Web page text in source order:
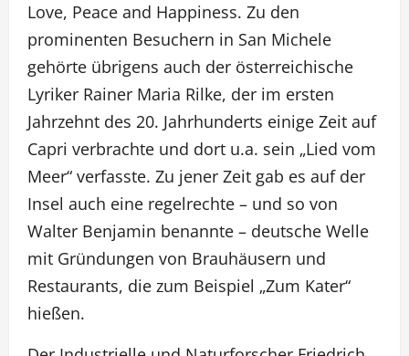
Love, Peace and Happiness. Zu den
prominenten Besuchern in San Michele
gehörte übrigens auch der österreichische
Lyriker Rainer Maria Rilke, der im ersten
Jahrzehnt des 20. Jahrhunderts einige Zeit auf
Capri verbrachte und dort u.a. sein „Lied vom
Meer“ verfasste. Zu jener Zeit gab es auf der
Insel auch eine regelrechte – und so von
Walter Benjamin benannte – deutsche Welle
mit Gründungen von Brauhäusern und
Restaurants, die zum Beispiel „Zum Kater“
hießen.